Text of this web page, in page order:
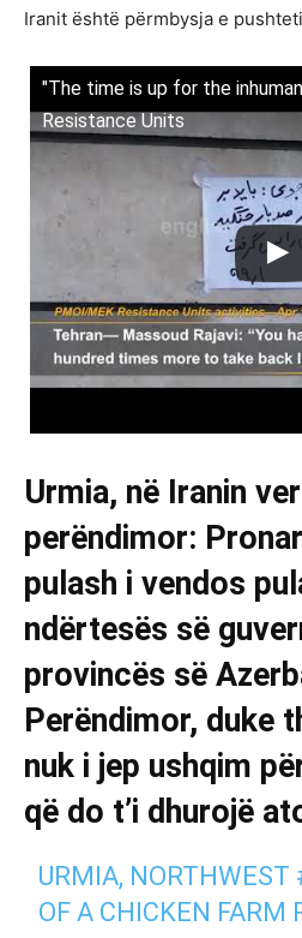
Iranit është përmbysja e
"The time is up for the
Resistance Units
Urmia, në Iranin
perëndimor:
pulash i vendos
ndërtesës së
provincës së
Perëndimor, duke
nuk i jep ushqim
që do t’i dhurojë
URMIA, NORTHWEST
OF A CHICKEN FARM